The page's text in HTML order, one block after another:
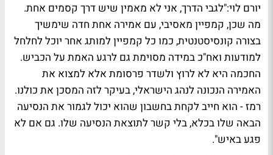
יורם לוי:"לגבי הדרך, אני לא מאמין שיש דרך קסמים אחת.
מה שכן, קמפיין מאסיבי, עם אמירה אחת חדה שימשיך
בצורה קונסיסטנטית, כמו כל קמפיין למותג אחר יוכל לחלחל
למודעות ואח"כ במידה מסוימת גם לרגע האמת על הכביש.
החכמה היא לא לרוץ ולשדר פרסומת אלא למצוא את
האמירה הנכונה לנהג הישראלי, בעיקר לזה המסכן את כולנו.
רמז - הוא חייב לקחת בחשבון שהוא יכול לגמור את הנסיעה
הבאה שלו בכלא, בלי קשר לתוצאת הנסיעה שלו. גם אם לא
פגע באיש".